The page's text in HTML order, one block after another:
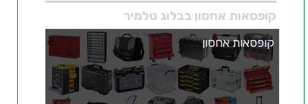
קופסאות אחסון בבלוג טלמיר
קופסאות אחסון